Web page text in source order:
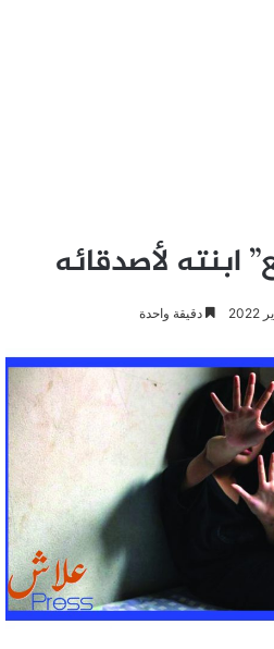
ابنته لأصدقائه
دقيقة واحدة